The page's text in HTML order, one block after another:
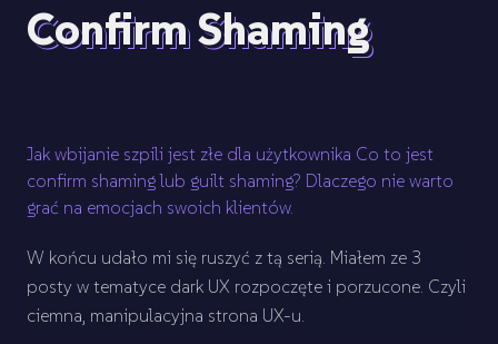
Confirm Shaming
Jak wbijanie szpili jest złe dla użytkownika Co to jest
confirm shaming lub guilt shaming? Dlaczego nie warto
grać na emocjach swoich klientów.
W końcu udało mi się ruszyć z tą serią. Miałem ze 3
posty w tematyce dark UX rozpoczęte i porzucone. Czyli
ciemna, manipulacyjna strona UX-u.